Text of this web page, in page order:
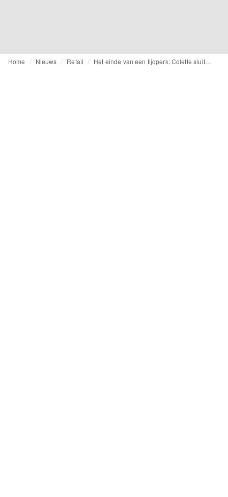
Home Nieuws Retail Het einde van een tijdperk: Colette sluit deuren